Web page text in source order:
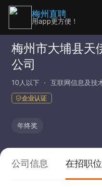
梅州市大埔县天
公司
10人以下 互联网信息及技
企业认证
年终奖
公司信息 在招职位
梅州直聘
用app更方便！